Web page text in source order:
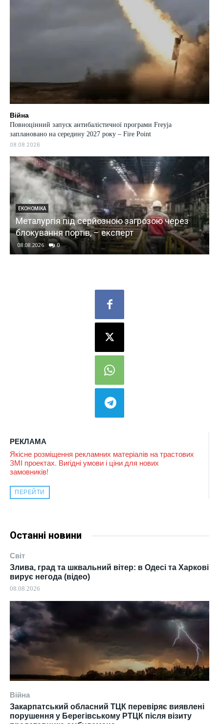
РЕКЛАМА
Якісне розміщення рекламних матеріалів на трастових
ЗМІ проектах. Вигідні умови і ціни для нових
замовників!
ПЕРЕЙТИ
Останні новини
Світ
Злива, град та шквальний вітер: в Одесі та Харкові
вирує негода (відео)
08.08.2026
Війна
Закарпатський обласний ТЦК перевіряє виявлені
порушення у Берегівському РТЦК після візиту
Війна
Повноцінний запуск антибалістичної програми Freyja
заплановано на середину 2027 року – Fire Point
08.08.2026
ЕКОНОМІКА
Металургія під серйозною загрозою через
блокування портів, – експерт
08.08.2026 0